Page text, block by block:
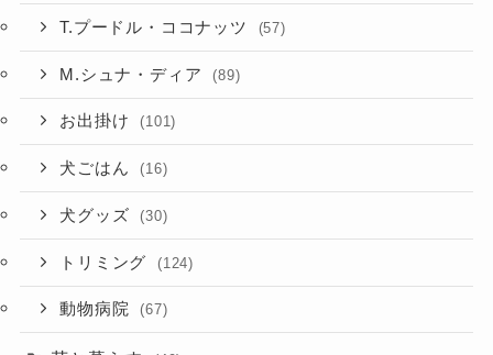
T.プードル・ココナッツ (57)
M.シュナ・ディア (89)
お出掛け (101)
犬ごはん (16)
犬グッズ (30)
トリミング (124)
動物病院 (67)